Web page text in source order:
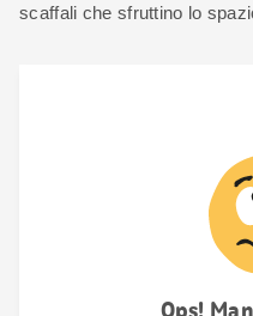
scaffali che sfruttino lo